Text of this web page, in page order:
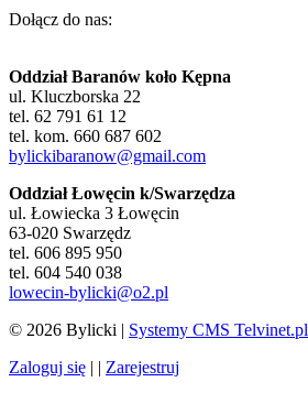
Dołącz do nas:
Oddział Baranów koło Kępna
ul. Kluczborska 22
tel. 62 791 61 12
tel. kom. 660 687 602
bylickibaranow@gmail.com
Oddział Łowęcin k/Swarzędza
ul. Łowiecka 3 Łowęcin
63-020 Swarzędz
tel. 606 895 950
tel. 604 540 038
lowecin-bylicki@o2.pl
© 2026 Bylicki | Systemy CMS Telvinet.pl
Zaloguj się | | Zarejestruj